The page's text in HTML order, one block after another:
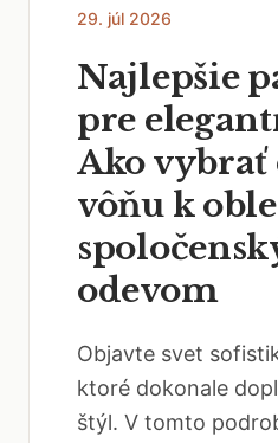
29. júl 2026
Najlepšie
pre
Ako
vôňu k
odevom
Objavte svet
ktoré dokonale
štýl. V tomto